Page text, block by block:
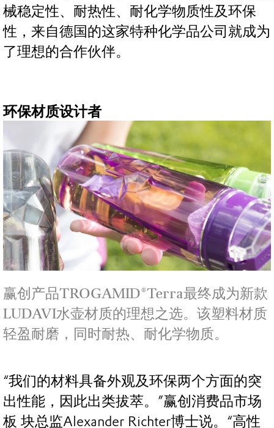
械稳定性、耐热性、耐化学物质性及环保
性，来自德国的这家特种化学品公司就成为
了理想的合作伙伴。
环保材质设计者
赢创产品TROGAMID®Terra最终成为新款
LUDAVI水壶材质的理想之选。该塑料材质
轻盈耐磨，同时耐热、耐化学物质。
“我们的材料具备外观及环保两个方面的突
出性能，因此出类拔萃。”赢创消费品市场
板 块总监Alexander Richter博士说。“高性